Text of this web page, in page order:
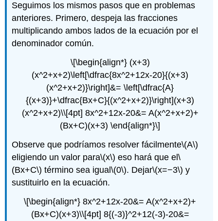
Seguimos los mismos pasos que en problemas
anteriores. Primero, despeja las fracciones
multiplicando ambos lados de la ecuación por el
denominador común.
\[\begin{align*} (x+3)
(x^2+x+2)\left[\dfrac{8x^2+12x-20}{(x+3)
(x^2+x+2)}\right]&= \left[\dfrac{A}
{(x+3)}+\dfrac{Bx+C}{(x^2+x+2)}\right](x+3)
(x^2+x+2)\\[4pt] 8x^2+12x-20&= A(x^2+x+2)+
(Bx+C)(x+3) \end{align*}\]
Observe que podríamos resolver fácilmente\(A\)
eligiendo un valor para\(x\) eso hará que el\
(Bx+C\) término sea igual\(0\). Dejar\(x=−3\) y
sustituirlo en la ecuación.
\[\begin{align*} 8x^2+12x-20&= A(x^2+x+2)+
(Bx+C)(x+3)\\[4pt] 8{(-3)}^2+12(-3)-20&=